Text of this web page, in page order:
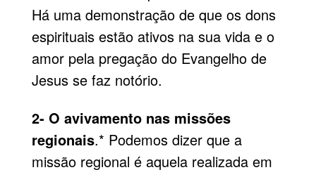
Há uma demonstração de que os dons
espirituais estão ativos na sua vida e o
amor pela pregação do Evangelho de
Jesus se faz notório.
2- O avivamento nas missões
regionais.* Podemos dizer que a
missão regional é aquela realizada em